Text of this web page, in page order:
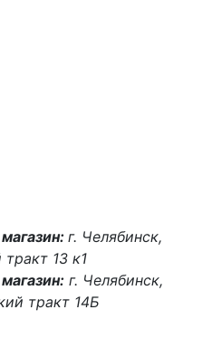
г. Челябинск,
13 к1
г. Челябинск,
тракт 14Б